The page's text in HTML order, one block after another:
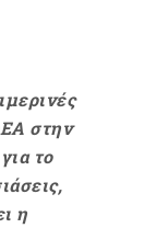
στην
το
η